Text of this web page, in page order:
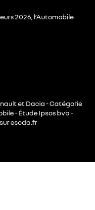
2026, l’Automobile
et Dacia - Catégorie
- Étude Ipsos bva -
sur escda.fr